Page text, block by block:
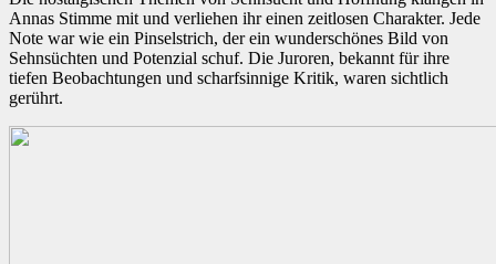
Annas Stimme mit und verliehen ihr einen zeitlosen Charakter. Jede
Note war wie ein Pinselstrich, der ein wunderschönes Bild von
Sehnsüchten und Potenzial schuf. Die Juroren, bekannt für ihre
tiefen Beobachtungen und scharfsinnige Kritik, waren sichtlich
gerührt.